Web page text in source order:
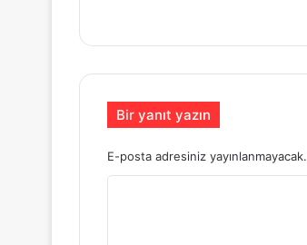
Bir yanıt yazın
E-posta adresiniz yayınlanmayacak.